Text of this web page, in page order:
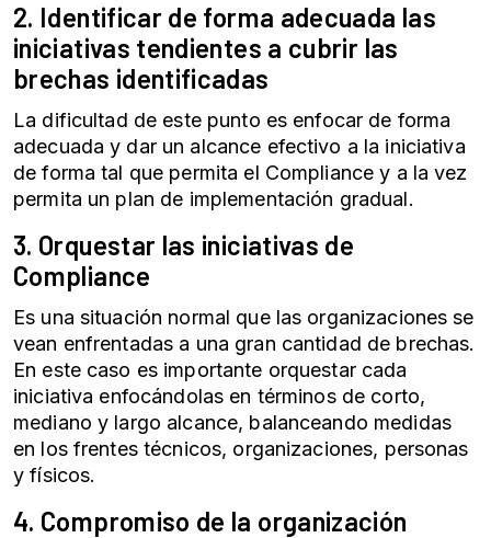
2. Identificar de forma adecuada las
iniciativas tendientes a cubrir las
brechas identificadas
La dificultad de este punto es enfocar de forma
adecuada y dar un alcance efectivo a la iniciativa
de forma tal que permita el Compliance y a la vez
permita un plan de implementación gradual.
3. Orquestar las iniciativas de
Compliance
Es una situación normal que las organizaciones se
vean enfrentadas a una gran cantidad de brechas.
En este caso es importante orquestar cada
iniciativa enfocándolas en términos de corto,
mediano y largo alcance, balanceando medidas
en los frentes técnicos, organizaciones, personas
y físicos.
4. Compromiso de la organización